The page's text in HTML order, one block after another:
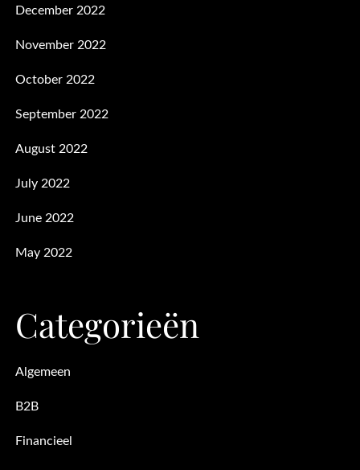
December 2022
November 2022
October 2022
September 2022
August 2022
July 2022
June 2022
May 2022
Categorieën
Algemeen
B2B
Financieel